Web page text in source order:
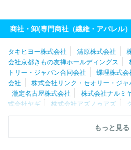
商社・卸(専門商社（繊維・アパレル
タキヒヨー株式会社 清原株式会社
会社京都きもの友禅ホールディングス
トリー・ジャパン合同会社
蝶理株式会
会社
株式会社リンク・セオリー・ジャ
瀧定名古屋株式会社
株式会社ナルミ
式会社ヤギ
株式会社アズノゥアズ
八木兵株式会社
株式会社ナイガイ
パシバ株式会社 ク
ィングワールドジャパン株式会社
もっと見る